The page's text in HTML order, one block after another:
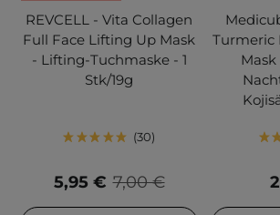
REVCELL - Vita Collagen
Full Face Lifting Up Mask
- Lifting-Tuchmaske - 1
Stk/19g
30
7,00 €
5,95 €
Turmeric